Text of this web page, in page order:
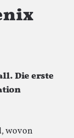
Die erste
wovon